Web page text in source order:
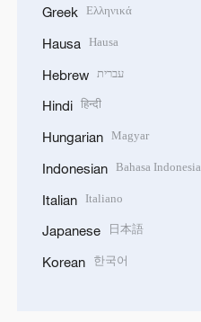
Greek Ελληνικά
Hausa Hausa
Hebrew עברית
Hindi हिन्दी
Hungarian Magyar
Indonesian Bahasa Indonesia
Italian Italiano
Japanese 日本語
Korean 한국어